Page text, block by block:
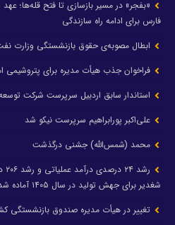
«بفجر» در مسیر بازسازی تا فتح قله‌ها؛
فارس برای ادامه راه سازندگی
ابطال مصوبه‌ی حقوق بازنشستگی وزارت
فراخوان جذب هیأت مدیره برای پتروشیمی
استاندار سابق اردبیل سرپرست شرکت
علی‌اکبر پورابراهیم سرپرست نیکو شد
محمد (شمس‌الله) جشنی درگذشت
شغدیر برای جهش تولید در سال ۱۴۰۵ آماده شد
تغییر در هیأت مدیره صندوق بازنشستگی